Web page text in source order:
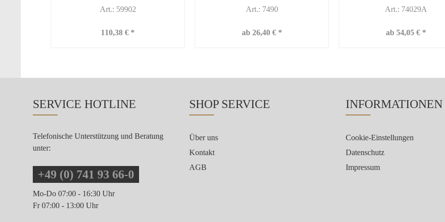
Art.: 59902
110,38 € *
Art.: 7490
ab 26,40 € *
Art.: 74029A
ab 54,05 € *
SERVICE HOTLINE
Telefonische Unterstützung und Beratung
unter:
+49 (0) 741 93 66-0
Mo-Do 07:00 - 16:30 Uhr
Fr 07:00 - 13:00 Uhr
SHOP SERVICE
Über uns
Kontakt
AGB
INFORMATIONEN
Cookie-Einstellungen
Datenschutz
Impressum